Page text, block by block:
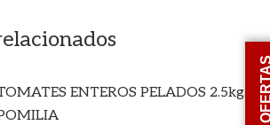
ENTEROS PELADOS 2.5kg.